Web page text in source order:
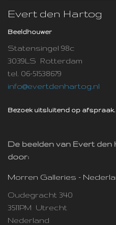
Evert den Hartog
Beeldhouwer
Statensingel 98c
3039LS Rotterdam
tel. 06-51538679
info@evertdenhartog.nl
Bezoek uitsluitend op afspraak.
De beelden van Evert
door:
Morren Galleries -
Oudegracht 340
3511PM Utrecht
Nederland